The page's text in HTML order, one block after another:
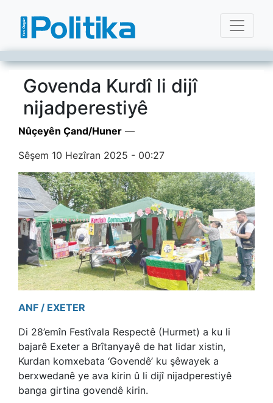
Govenda Kurdî li dijî
nijadperestiyê
Nûçeyên Çand/Huner —
Sêşem 10 Hezîran 2025 - 00:27
ANF / EXETER
Di 28’emîn Festîvala Respectê (Hurmet) a ku li
bajarê Exeter a Brîtanyayê de hat lidar xistin,
Kurdan komxebata ‘Govendê’ ku şêwayek a
berxwedanê ye ava kirin û li dijî nijadperestiyê
banga girtina govendê kirin.